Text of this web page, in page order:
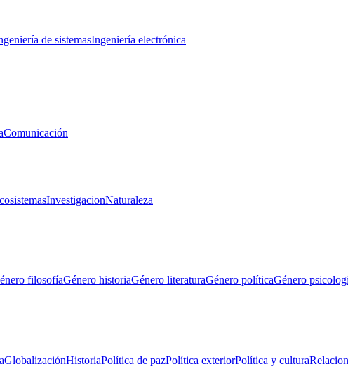
de sistemasIngeniería electrónica
Comunicación
InvestigacionNaturaleza
filosofíaGénero historiaGénero literaturaGénero políticaGénero
GlobalizaciónHistoriaPolítica de pazPolítica exteriorPolítica y cultura